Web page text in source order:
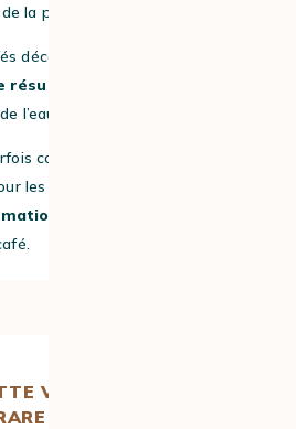
de la plante.
décaféinés,
donc d’aucun procédé
l’eau ou des solvants.
considéré comme une
les personnes souhaitant
de caféine
VARIÉTÉ D’ARABICA
ET RECHERCHÉE ?